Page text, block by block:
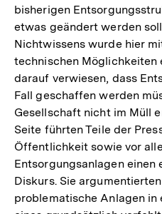
bisherigen
etwas geändert werden
Nichtwissens wurde hier
technischen Möglichkeiten
darauf verwiesen, dass
Fall geschaffen werden
Gesellschaft nicht im Müll
Seite führten Teile der
Öffentlichkeit sowie vor
Entsorgungsanlagen
Diskurs. Sie
problematische Anlagen in